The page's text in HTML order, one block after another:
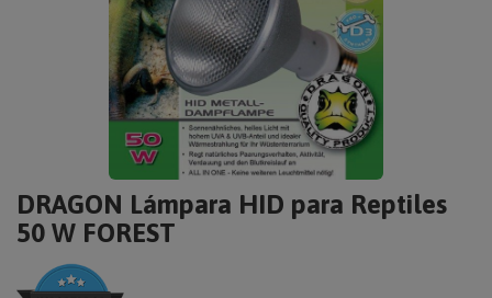
DRAGON Lámpara HID para Reptiles
50 W FOREST